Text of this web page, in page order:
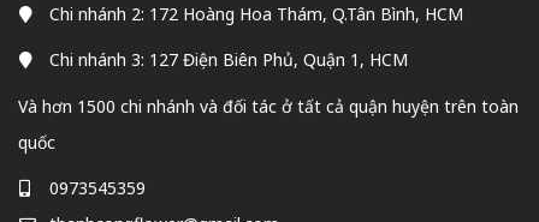
Chi nhánh 2: 172 Hoàng Hoa Thám, Q.Tân Bình, HCM
Chi nhánh 3: 127 Điện Biên Phủ, Quận 1, HCM
Và hơn 1500 chi nhánh và đối tác ở tất cả quận huyện trên toàn
quốc
0973545359